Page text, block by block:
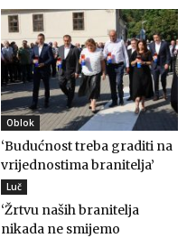
Oblok
‘Budućnost treba graditi na
vrijednostima branitelja’
Luč
‘Žrtvu naših branitelja
nikada ne smijemo